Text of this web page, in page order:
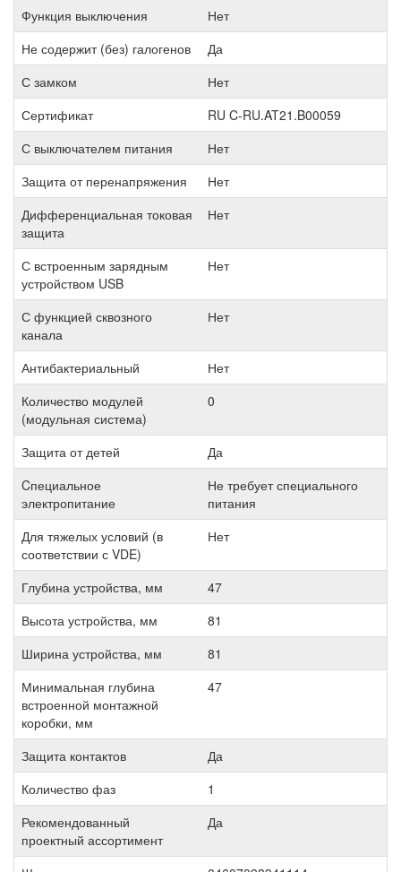
Функция выключения
Нет
Не содержит (без) галогенов
Да
С замком
Нет
Сертификат
RU C-RU.AT21.B00059
С выключателем питания
Нет
Защита от перенапряжения
Нет
Дифференциальная токовая
защита
Нет
С встроенным зарядным
устройством USB
Нет
С функцией сквозного
канала
Нет
Антибактериальный
Нет
Количество модулей
(модульная система)
0
Защита от детей
Да
Cпециальное
электропитание
Не требует специального
питания
Для тяжелых условий (в
соответствии с VDE)
Нет
Глубина устройства, мм
47
Высота устройства, мм
81
Ширина устройства, мм
81
Минимальная глубина
встроенной монтажной
коробки, мм
47
Защита контактов
Да
Количество фаз
1
Рекомендованный
проектный ассортимент
Да